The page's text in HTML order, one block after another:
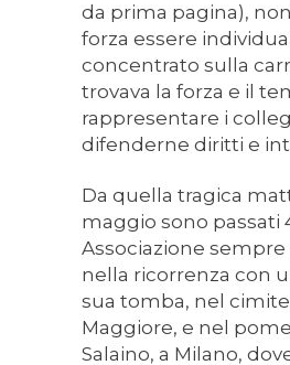
da prima pagina),
forza essere
concentrato sulla
trovava la forza e il
rappresentare i
difenderne diritti e
Da quella tragica
maggio sono passati
Associazione sempre
nella ricorrenza con
sua tomba, nel
Maggiore, e nel
Salaino, a Milano,